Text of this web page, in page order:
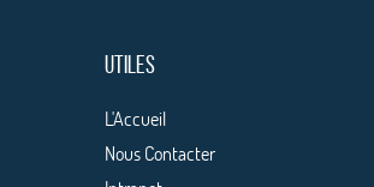
UTILES
L'Accueil
Nous Contacter